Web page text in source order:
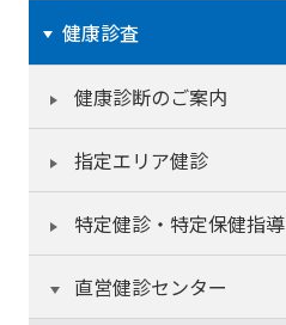
健康診査
健康診断のご案内
指定エリア健診
特定健診・特定保健指導
直営健診センター